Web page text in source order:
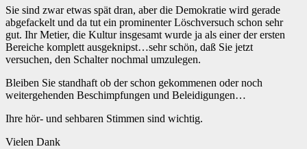
Sie sind zwar etwas spät dran, aber die Demokratie wird gerade
abgefackelt und da tut ein prominenter Löschversuch schon sehr
gut. Ihr Metier, die Kultur insgesamt wurde ja als einer der ersten
Bereiche komplett ausgeknipst…sehr schön, daß Sie jetzt
versuchen, den Schalter nochmal umzulegen.
Bleiben Sie standhaft ob der schon gekommenen oder noch
weitergehenden Beschimpfungen und Beleidigungen…
Ihre hör- und sehbaren Stimmen sind wichtig.
Vielen Dank